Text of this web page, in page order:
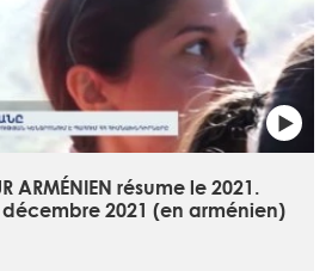
ARMÉNIEN résume le 2021.
décembre 2021 (en arménien)